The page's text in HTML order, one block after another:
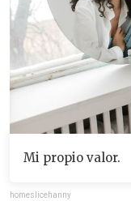
Mi propio valor.
homeslicehanny